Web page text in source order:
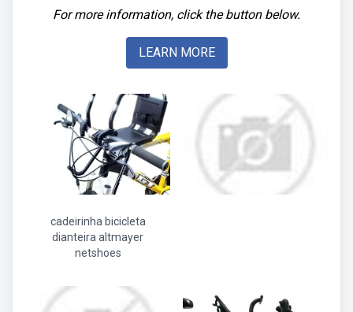
For more information, click the button below.
LEARN MORE
cadeirinha bicicleta
dianteira altmayer
netshoes